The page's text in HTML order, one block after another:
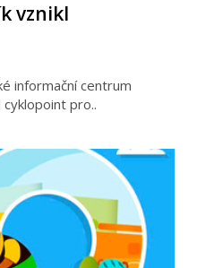
vznikl
informační centrum
pro..